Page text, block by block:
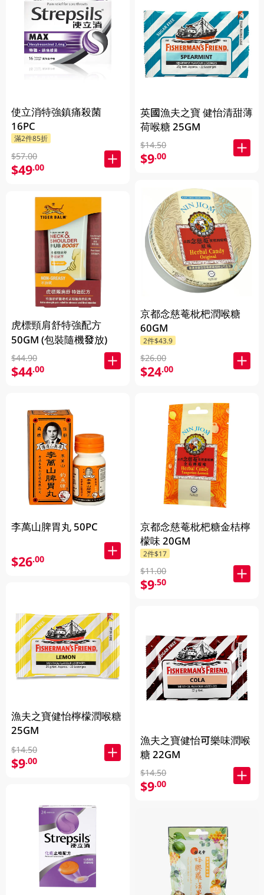
使立消特強鎮痛殺菌
16PC
滿2件85折
$57.00
$49.00
虎標頸肩舒特強配方
50GM (包裝隨機發放)
$44.90
$44.00
李萬山脾胃丸 50PC
$26.00
漁夫之寶健怡檸檬潤喉糖
25GM
$14.50
$9.00
英國漁夫之寶 健怡清甜薄
荷喉糖 25GM
$14.50
$9.00
京都念慈菴枇杷潤喉糖
60GM
2件$43.9
$26.00
$24.00
京都念慈菴枇杷糖金桔檸
檬味 20GM
2件$17
$11.00
$9.50
漁夫之寶健怡可樂味潤喉
糖 22GM
$14.50
$9.00